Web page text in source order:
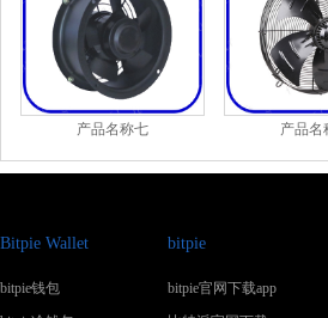
产品名称七 产品名
Bitpie Wallet
bitpie钱包
bitpie
bitpie官网下载app